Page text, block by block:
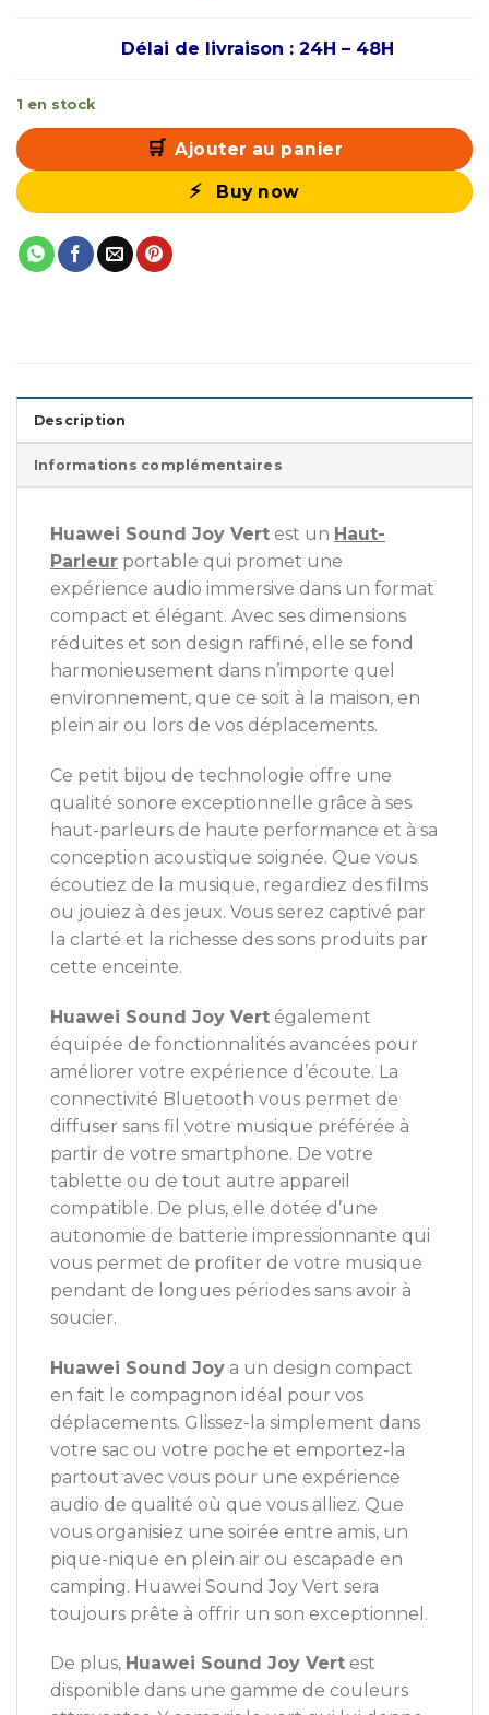
Délai de livraison : 24H – 48H
1 en stock
Ajouter au panier
Buy now
Description
Informations complémentaires
Huawei Sound Joy Vert est un Haut-
Parleur portable qui promet une
expérience audio immersive dans un format
compact et élégant. Avec ses dimensions
réduites et son design raffiné, elle se fond
harmonieusement dans n’importe quel
environnement, que ce soit à la maison, en
plein air ou lors de vos déplacements.
Ce petit bijou de technologie offre une
qualité sonore exceptionnelle grâce à ses
haut-parleurs de haute performance et à sa
conception acoustique soignée. Que vous
écoutiez de la musique, regardiez des films
ou jouiez à des jeux. Vous serez captivé par
la clarté et la richesse des sons produits par
cette enceinte.
Huawei Sound Joy Vert également
équipée de fonctionnalités avancées pour
améliorer votre expérience d’écoute. La
connectivité Bluetooth vous permet de
diffuser sans fil votre musique préférée à
partir de votre smartphone. De votre
tablette ou de tout autre appareil
compatible. De plus, elle dotée d’une
autonomie de batterie impressionnante qui
vous permet de profiter de votre musique
pendant de longues périodes sans avoir à
soucier.
Huawei Sound Joy a un design compact
en fait le compagnon idéal pour vos
déplacements. Glissez-la simplement dans
votre sac ou votre poche et emportez-la
partout avec vous pour une expérience
audio de qualité où que vous alliez. Que
vous organisiez une soirée entre amis, un
pique-nique en plein air ou escapade en
camping. Huawei Sound Joy Vert sera
toujours prête à offrir un son exceptionnel.
De plus, Huawei Sound Joy Vert est
disponible dans une gamme de couleurs